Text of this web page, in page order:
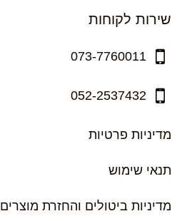
שירות לקוחות
073-7760011
052-2537432
מדיניות פרטיות
תנאי שימוש
מדיניות ביטולים והחזרת מוצרים